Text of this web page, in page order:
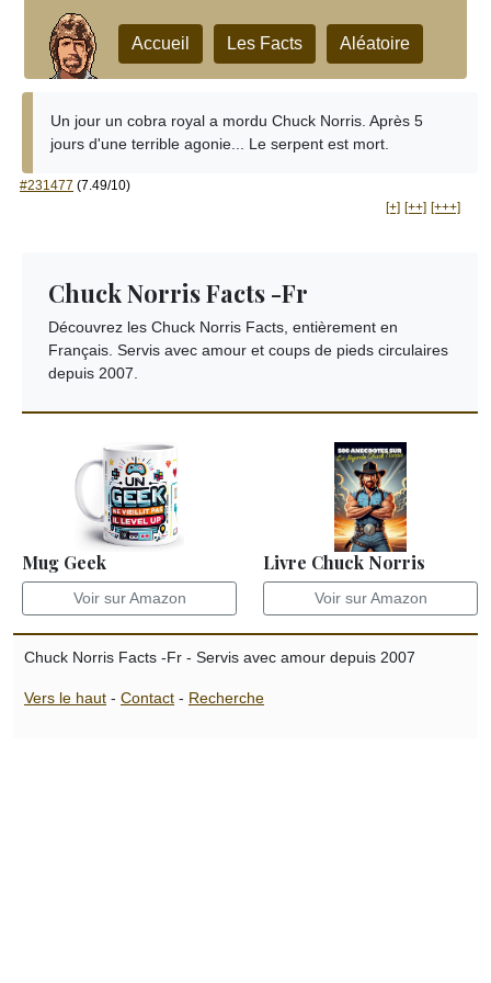
Accueil Les Facts Aléatoire
Un jour un cobra royal a mordu Chuck Norris. Après 5
jours d'une terrible agonie... Le serpent est mort.
#231477 (7.49/10)
[+] [++] [+++]
Chuck Norris Facts -Fr
Découvrez les Chuck Norris Facts, entièrement en
Français. Servis avec amour et coups de pieds circulaires
depuis 2007.
Mug Geek
Voir sur Amazon
Livre Chuck Norris
Voir sur Amazon
Chuck Norris Facts -Fr - Servis avec amour depuis 2007
Vers le haut - Contact - Recherche